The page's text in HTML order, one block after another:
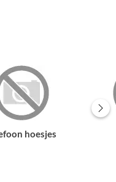
hoesjes